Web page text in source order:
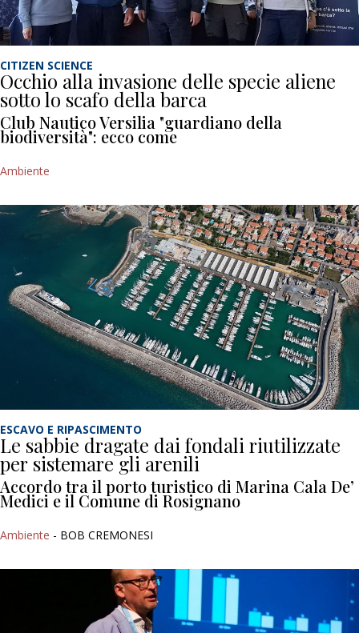
CITIZEN SCIENCE
Occhio alla invasione delle specie aliene
sotto lo scafo della barca
Club Nautico Versilia "guardiano della
biodiversità": ecco come
Ambiente
ESCAVO E RIPASCIMENTO
Le sabbie dragate dai fondali riutilizzate
per sistemare gli arenili
Accordo tra il porto turistico di Marina Cala De’
Medici e il Comune di Rosignano
Ambiente - BOB CREMONESI